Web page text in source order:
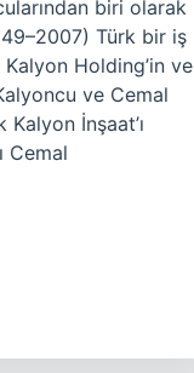
biri olarak
Türk bir iş
Holding’in ve
ve Cemal
İnşaat’ı
Cemal